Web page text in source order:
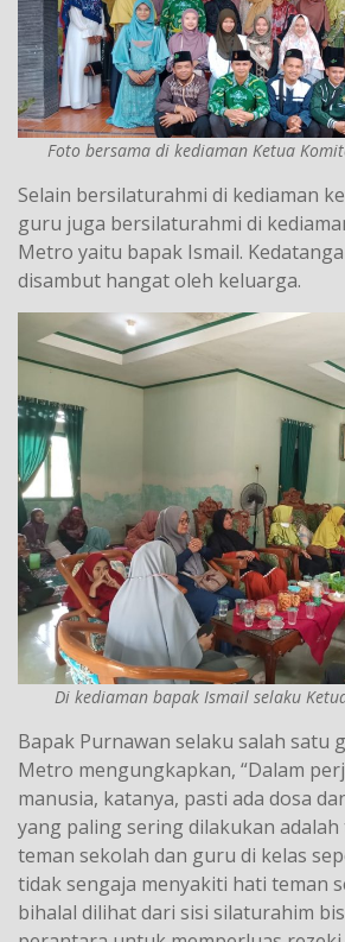
Foto bersama di kediaman Ketua
Selain bersilaturahmi di kediaman
guru juga bersilaturahmi di
Metro yaitu bapak Ismail.
disambut hangat oleh keluarga.
Di kediaman bapak Ismail selaku
Bapak Purnawan selaku salah satu
Metro mengungkapkan, “Dalam
manusia, katanya, pasti ada dosa
yang paling sering dilakukan adalah
teman sekolah dan guru di kelas
tidak sengaja menyakiti hati teman
bihalal dilihat dari sisi silaturahim